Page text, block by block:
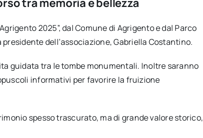
tra memoria e bellezza
2025”, dal Comune di Agrigento e dal Parco
dell’associazione, Gabriella Costantino.
guidata tra le tombe monumentali. Inoltre saranno
informativi per favorire la fruizione
spesso trascurato, ma di grande valore storico,